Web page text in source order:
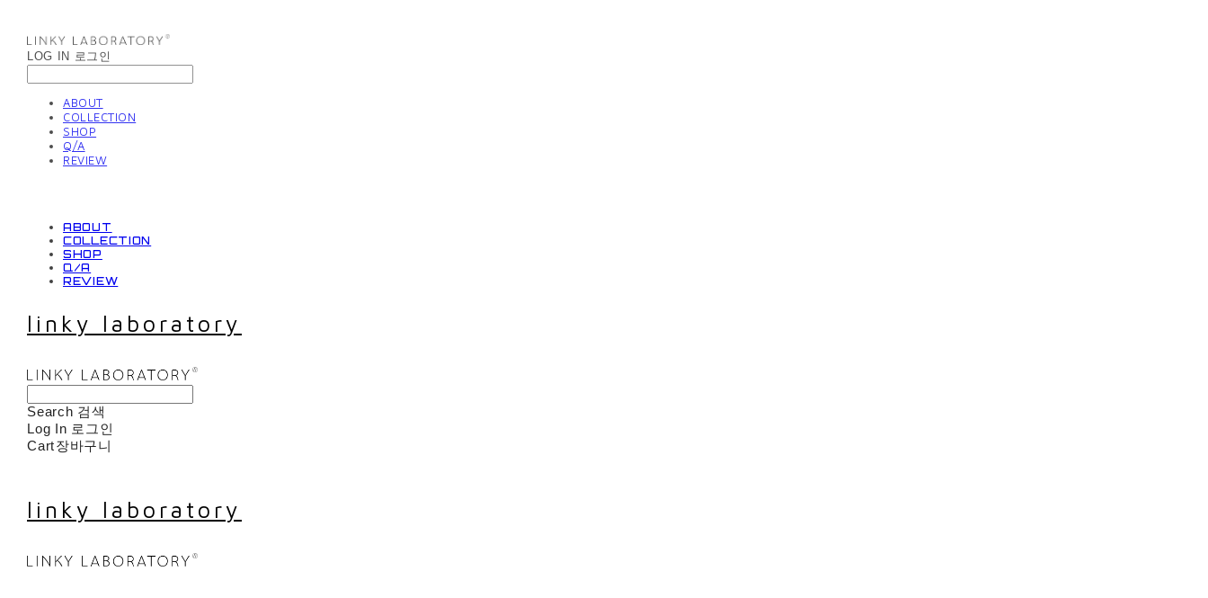
LOG IN 로그인
ABOUT
COLLECTION
SHOP
Q/A
REVIEW
ABOUT
COLLECTION
SHOP
Q/A
REVIEW
linky laboratory
Search 검색
Log In 로그인
Cart장바구니
linky laboratory